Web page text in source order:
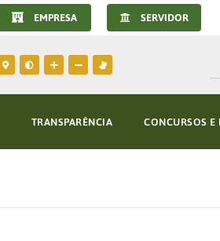
EMPRESA SERVIDOR
TRANSPARÊNCIA CONCURSOS E